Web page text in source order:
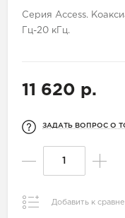
Серия Access.
Гц-20 кГц.
11 620 р.
ЗАДАТЬ ВОПРОС О
Добавить к